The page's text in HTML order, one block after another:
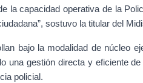
la capacidad operativa de la
sostuvo la titular del
bajo la modalidad de núcleo
una gestión directa y eficiente
policial.